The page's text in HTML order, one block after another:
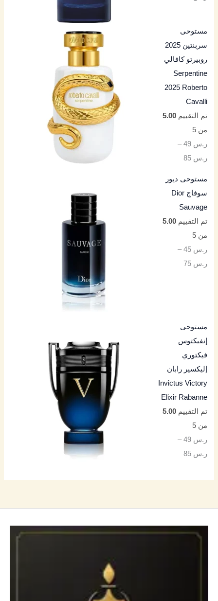
مستوحى
سربنتين 2025
روبيرتو كافالي
Serpentine
2025 Roberto
Cavalli
تم التقييم5.00
من 5
ر.س 49
–
ر.س 85
مستوحى ديور
سوفاج Dior
Sauvage
تم التقييم5.00
من 5
ر.س 45
–
ر.س 75
مستوحى
إنفيكتوس
فيكتوري
إليكسير رابان
Invictus Victory
Elixir Rabanne
تم التقييم5.00
من 5
ر.س 49
–
ر.س 85